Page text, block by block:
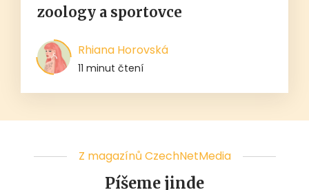
zoology a sportovce
Rhiana Horovská
11 minut čtení
Z magazínů CzechNetMedia
Píšeme jinde